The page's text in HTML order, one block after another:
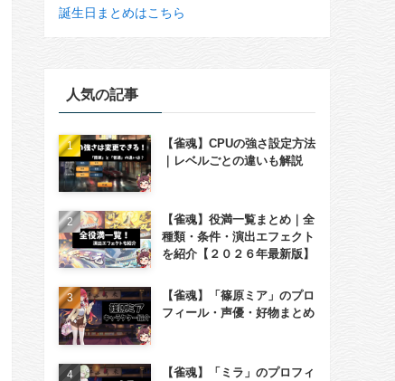
誕生日まとめはこちら
人気の記事
【雀魂】CPUの強さ設定方法
｜レベルごとの違いも解説
【雀魂】役満一覧まとめ｜全
種類・条件・演出エフェクト
を紹介【２０２６年最新版】
【雀魂】「篠原ミア」のプロ
フィール・声優・好物まとめ
【雀魂】「ミラ」のプロフィ